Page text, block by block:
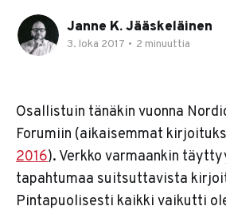
Janne K. Jääskeläinen
3. loka 2017 • 2 minuuttia
Osallistuin tänäkin vuonna
Forumiin (aikaisemmat
2016). Verkko varmaankin
tapahtumaa suitsuttavista
Pintapuolisesti kaikki vaikutti